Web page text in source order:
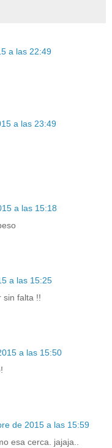
a las 22:49
a las 23:49
a las 15:18
a las 15:25
sin falta !!
a las 15:50
de 2015 a las 15:59
esa cerca. jajaja..